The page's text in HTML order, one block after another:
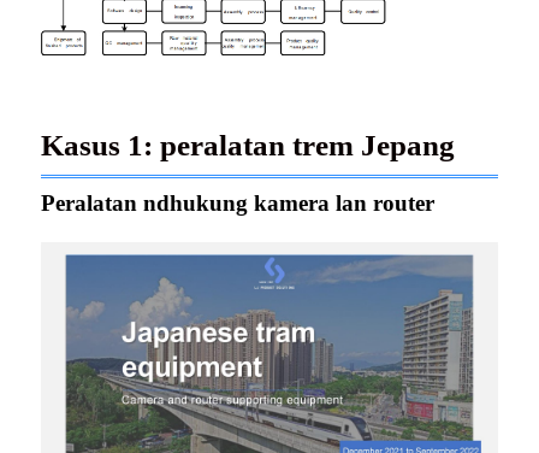
Kasus 1: peralatan trem Jepang
Peralatan ndhukung kamera lan router